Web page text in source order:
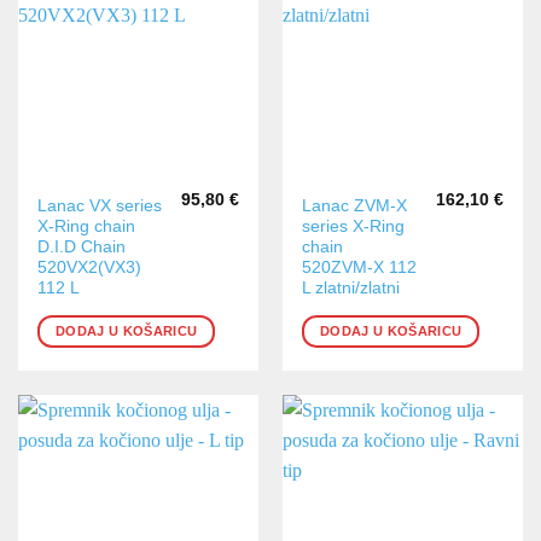
Lanac VX series
X-Ring chain
D.I.D Chain
520VX2(VX3)
112 L
95,80 €
DODAJ U KOŠARICU
Lanac ZVM-X
series X-Ring
chain
520ZVM-X 112
L zlatni/zlatni
162,10 €
DODAJ U KOŠARICU